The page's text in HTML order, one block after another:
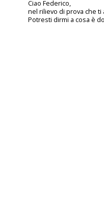
Ciao Federico,
nel rilievo di prova che
Potresti dirmi a cosa è